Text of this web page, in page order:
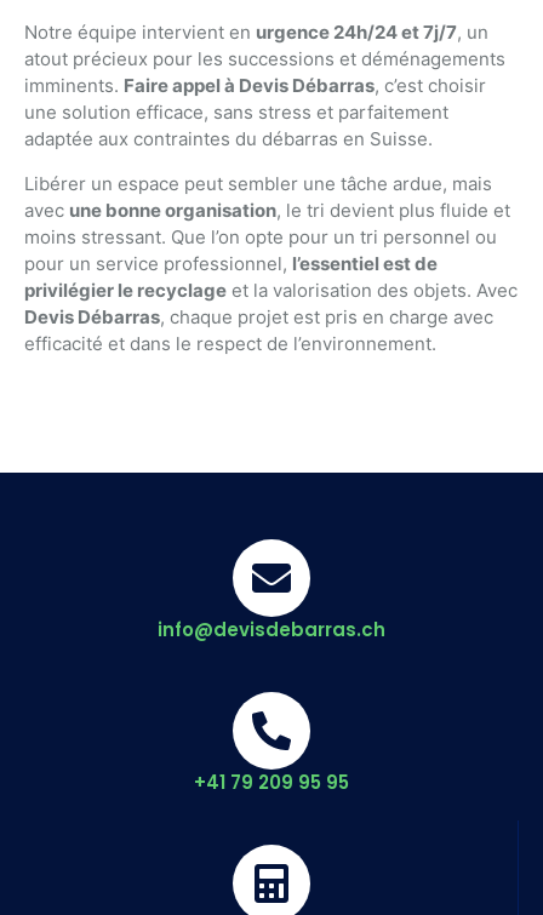
Notre équipe intervient en urgence 24h/24 et 7j/7, un
atout précieux pour les successions et déménagements
imminents. Faire appel à Devis Débarras, c’est choisir
une solution efficace, sans stress et parfaitement
adaptée aux contraintes du débarras en Suisse.
Libérer un espace peut sembler une tâche ardue, mais
avec une bonne organisation, le tri devient plus fluide et
moins stressant. Que l’on opte pour un tri personnel ou
pour un service professionnel, l’essentiel est de
privilégier le recyclage et la valorisation des objets. Avec
Devis Débarras, chaque projet est pris en charge avec
efficacité et dans le respect de l’environnement.
info@devisdebarras.ch
+41 79 209 95 95